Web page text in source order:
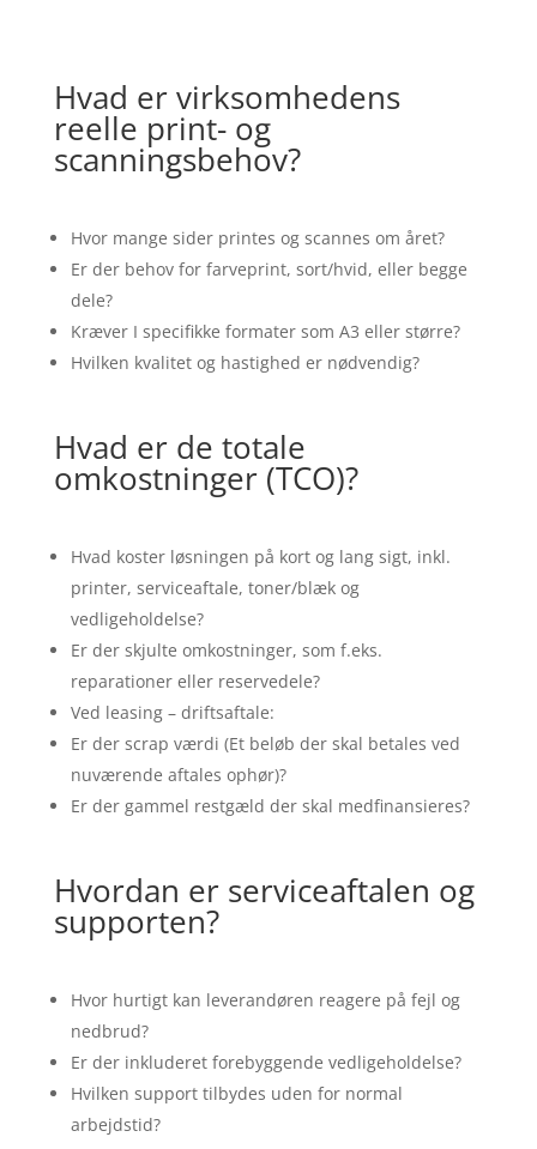
Hvad er virksomhedens
reelle print- og
scanningsbehov?
Hvor mange sider printes og scannes om året?
Er der behov for farveprint, sort/hvid, eller begge
dele?
Kræver I specifikke formater som A3 eller større?
Hvilken kvalitet og hastighed er nødvendig?
Hvad er de totale
omkostninger (TCO)?
Hvad koster løsningen på kort og lang sigt, inkl.
printer, serviceaftale, toner/blæk og
vedligeholdelse?
Er der skjulte omkostninger, som f.eks.
reparationer eller reservedele?
Ved leasing – driftsaftale:
Er der scrap værdi (Et beløb der skal betales ved
nuværende aftales ophør)?
Er der gammel restgæld der skal medfinansieres?
Hvordan er serviceaftalen og
supporten?
Hvor hurtigt kan leverandøren reagere på fejl og
nedbrud?
Er der inkluderet forebyggende vedligeholdelse?
Hvilken support tilbydes uden for normal
arbejdstid?